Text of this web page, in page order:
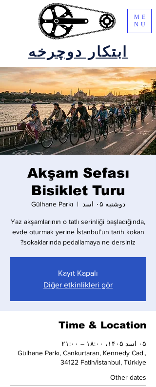
ابتکار دوچرخه
ME
NU
Akşam Sefası
Bisiklet Turu
دوشنبه ۰۵ اسد
  |
Gülhane Parkı
Yaz akşamlarının o tatlı serinliği başladığında,
evde oturmak yerine İstanbul’un tarih kokan
sokaklarında pedallamaya ne dersiniz?
Kayıt Kapalı
Diğer etkinlikleri gör
Time & Location
۰۵ اسد ۱۴۰۵، ۱۸:۰۰ – ۲۱:۰۰
Gülhane Parkı, Cankurtaran, Kennedy Cad.,
34122 Fatih/İstanbul, Türkiye
Other dates